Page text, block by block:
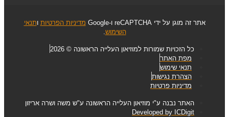
אתר זה מוגן על ידי reCAPTCHA ו-Google מדיניות הפרטיות ותנאי
השימוש.
כל הזכויות שמורות למוזיאון העלייה הראשונה © 2026
מפת האתר
תנאי שימוש
הצהרת נגישות
מדיניות פרטיות
האתר נבנה ע"י מוזיאון העלייה הראשונה ע"ש משה ושרה אריזון
Developed by ICDigit